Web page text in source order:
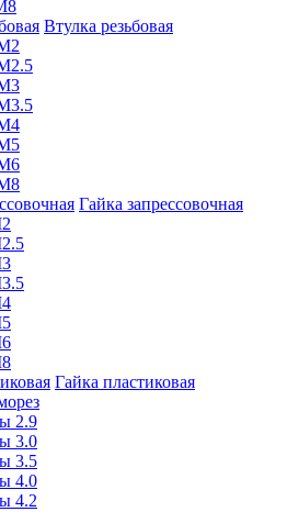
Втулка резьбовая
Гайка запрессовочная
Гайка пластиковая
2.9
3.0
3.5
4.0
4.2